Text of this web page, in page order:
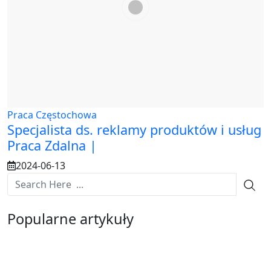
Praca Częstochowa
Specjalista ds. reklamy produktów i usług
Praca Zdalna |
2024-06-13
Popularne artykuły